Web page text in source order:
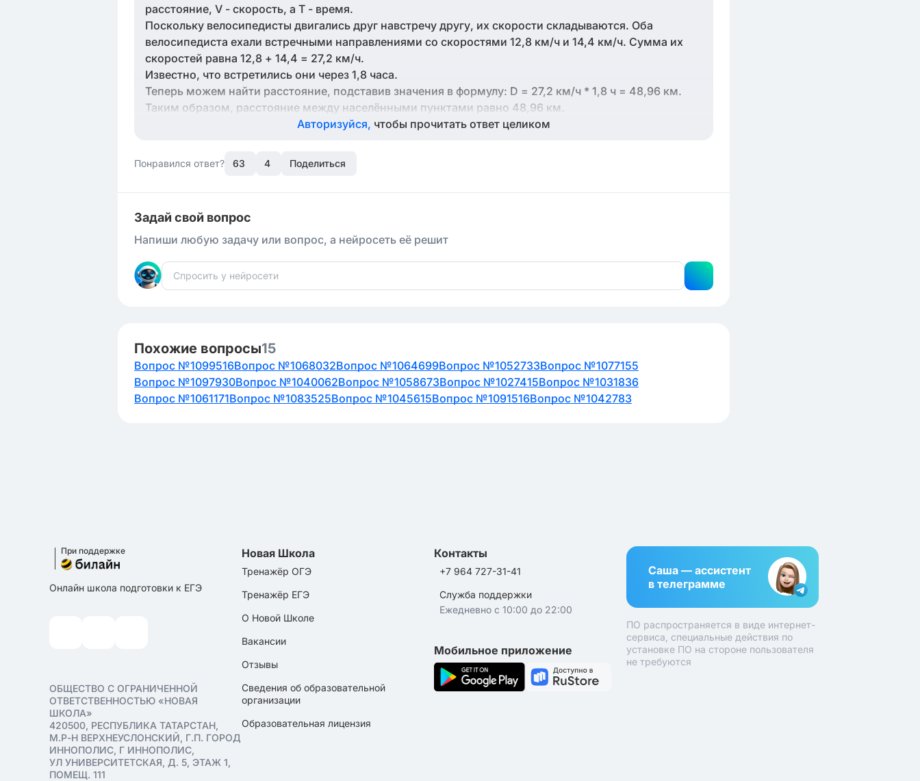
расстояние, V - скорость, а T - время.
Поскольку велосипедисты двигались друг навстречу другу, их скорости складываются. Оба
велосипедиста ехали встречными направлениями со скоростями 12,8 км/ч и 14,4 км/ч. Сумма их
скоростей равна 12,8 + 14,4 = 27,2 км/ч.
Известно, что встретились они через 1,8 часа.
Теперь можем найти расстояние, подставив значения в формулу: D = 27,2 км/ч * 1,8 ч = 48,96 км.
Таким образом, расстояние между населёнными пунктами равно 48,96 км.
Авторизуйся, чтобы прочитать ответ целиком
Понравился ответ? 63 4 Поделиться
Задай свой вопрос
Напиши любую задачу или вопрос, а нейросеть её решит
Похожие вопросы15
Вопрос №1099516Вопрос №1068032Вопрос №1064699Вопрос №1052733Вопрос №1077155
Вопрос №1097930Вопрос №1040062Вопрос №1058673Вопрос №1027415Вопрос №1031836
Вопрос №1061171Вопрос №1083525Вопрос №1045615Вопрос №1091516Вопрос №1042783
При поддержке
Онлайн школа подготовки к ЕГЭ
ОБЩЕСТВО С ОГРАНИЧЕННОЙ
ОТВЕТСТВЕННОСТЬЮ «НОВАЯ
ШКОЛА»
420500, РЕСПУБЛИКА ТАТАРСТАН,
М.Р-Н ВЕРХНЕУСЛОНСКИЙ, Г.П. ГОРОД
ИННОПОЛИС, Г ИННОПОЛИС,
УЛ УНИВЕРСИТЕТСКАЯ, Д. 5, ЭТАЖ 1,
ПОМЕЩ. 111
Новая Школа
Тренажёр ОГЭ
Тренажёр ЕГЭ
О Новой Школе
Вакансии
Отзывы
Сведения об образовательной
организации
Образовательная лицензия
Контакты
+7 964 727-31-41
Служба поддержки
Ежедневно с 10:00 до 22:00
Мобильное приложение
Саша — ассистент
в телеграмме
ПО распространяется в виде интернет-
сервиса, специальные действия по
установке ПО на стороне пользователя
не требуются